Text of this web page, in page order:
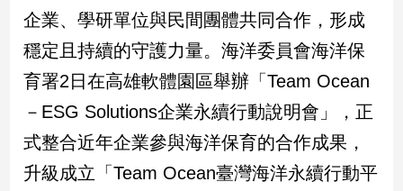
政
治
焦
觀
點
民
企業、學研單位與民間團體共同合作，形成
穩定且持續的守護力量。海洋委員會海洋保
育署2日在高雄軟體園區舉辦「Team Ocean
－ESG Solutions企業永續行動說明會」，正
式整合近年企業參與海洋保育的合作成果，
升級成立「Team Ocean臺灣海洋永續行動平